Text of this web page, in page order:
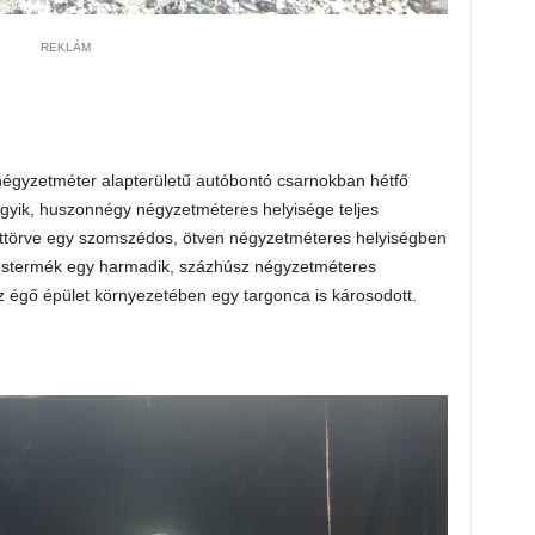
REKLÁM
alapterületű autóbontó csarnokban hétfő
huszonnégy négyzetméteres helyisége teljes
egy szomszédos, ötven négyzetméteres helyiségben
egy harmadik, százhúsz négyzetméteres
épület környezetében egy targonca is károsodott.